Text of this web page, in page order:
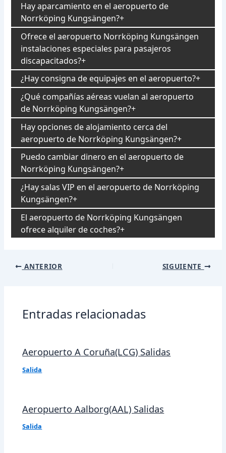
Hay aparcamiento en el aeropuerto de
Norrköping Kungsängen?
Ofrece el aeropuerto Norrköping Kungsängen
instalaciones especiales para pasajeros
discapacitados?
¿Hay consigna de equipajes en el aeropuerto?
¿Qué compañías aéreas vuelan al aeropuerto
de Norrköping Kungsängen?
Hay opciones de alojamiento cerca del
aeropuerto de Norrköping Kungsängen?
Puedo cambiar dinero en el aeropuerto de
Norrköping Kungsängen?
¿Hay salas VIP en el aeropuerto de Norrköping
Kungsängen?
El aeropuerto de Norrköping Kungsängen
ofrece alquiler de coches?
Navegación
ANTERIOR SIGUIENTE
Entradas relacionadas
Aeropuerto A Coruña(LCG) Salidas
Salida
Aeropuerto Aalborg(AAL) Salidas
Salida